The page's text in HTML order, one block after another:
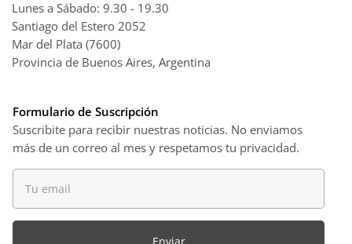
Lunes a Sábado: 9.30 - 19.30
Santiago del Estero 2052
Mar del Plata (7600)
Provincia de Buenos Aires, Argentina
Formulario de Suscripción
Suscribite para recibir nuestras noticias. No enviamos
más de un correo al mes y respetamos tu privacidad.